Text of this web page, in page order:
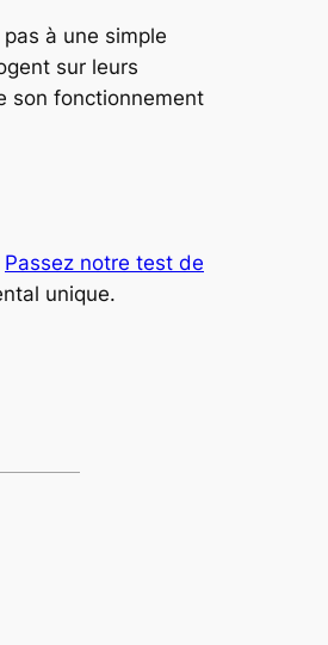
à une simple
sur leurs
son fonctionnement
Passez notre test de
unique.